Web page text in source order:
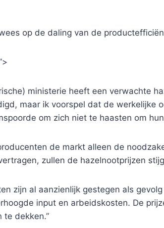
op de daling van de
ministerie heeft een verwachte
maar ik voorspel dat de werkelijke
om zich niet te haasten om
de markt alleen de
zullen de hazelnootprijzen
zijn al aanzienlijk gestegen als
input en arbeidskosten. De
te dekken.”